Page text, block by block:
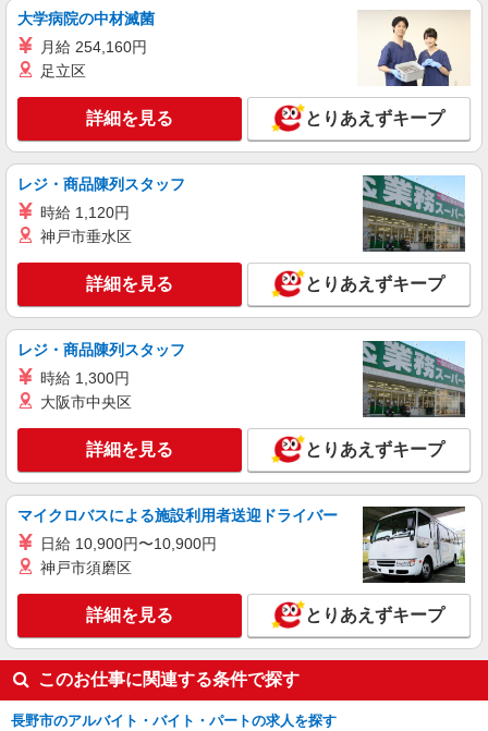
パーソルテンプスタッフ株式会社 上信コーディネートセンター（長
長野駅前！ジムのお仕事♪高時給1350円★未経
長野県長野市／最寄駅：長野駅
キープ 詳細を見る
派遣社員
パーソルテンプスタッフ株式会社 上信コーディネートセンター（長
野）/26-0531056
9月開始★30代活躍中★営業事務のお仕事＠長
野市高田
時給1300円
長野県長野市／最寄駅：長野駅 ≪車通勤可
キープ 詳細を見る
パーソルテンプスタッフ株式会社 上信コーディネートセンター（長
野）/26-0618690
9月開始★南高田で営業事務のお仕事♪
時給1300円〜1350円（経験・能力による）
長野県長野市／最寄駅：長野駅 無料駐車場
有。徒歩2分位 ≪車通勤可≫ 敷地外に無料駐車
場有
キープ
大学病院の中材滅菌
月給 254,160円
足立区
詳細を見る とりあえずキープ
レジ・商品陳列スタッフ
時給 1,120円
神戸市垂水区
詳細を見る とりあえずキープ
レジ・商品陳列スタッフ
時給 1,300円
大阪市中央区
詳細を見る とりあえずキープ
マイクロバスによる施設利用者送迎ドライバー
日給 10,900円〜10,900円
神戸市須磨区
詳細を見る とりあえずキープ
このお仕事に関連する条件で探す
長野市のアルバイト・バイト・パートの求人を探す